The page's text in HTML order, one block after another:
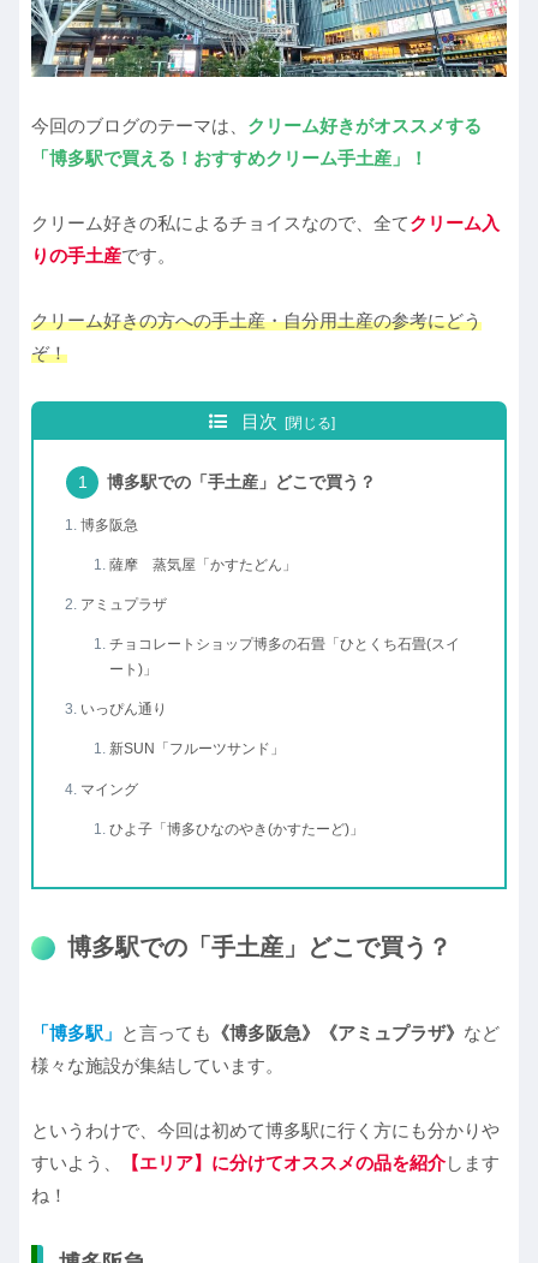
今回のブログのテーマは、 クリーム好きがオススメする
「博多駅で買える！おすすめクリーム手土産」！
クリーム好きの私によるチョイスなので、全てクリーム入
りの手土産です。
クリーム好きの方への手土産・自分用土産の参考にどう
ぞ！
目次
博多駅での「手土産」どこで買う？
博多阪急
薩摩 蒸気屋「かすたどん」
アミュプラザ
チョコレートショップ博多の石畳「ひとくち石畳(スイ
ート)」
いっぴん通り
新SUN「フルーツサンド」
マイング
ひよ子「博多ひなのやき(かすたーど)」
博多駅での「手土産」どこで買う？
「博多駅」 と言っても 《博多阪急》《アミュプラザ》 など
様々な施設が集結しています。
というわけで、今回は初めて博多駅に行く方にも分かりや
すいよう、
【エリア】に分けてオススメの品を紹介します
ね！